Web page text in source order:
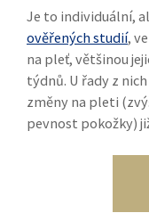
Je to individuální,
ověřených studií,
na pleť, většinou
týdnů. U řady z nich
změny na pleti
pevnost pokožky)